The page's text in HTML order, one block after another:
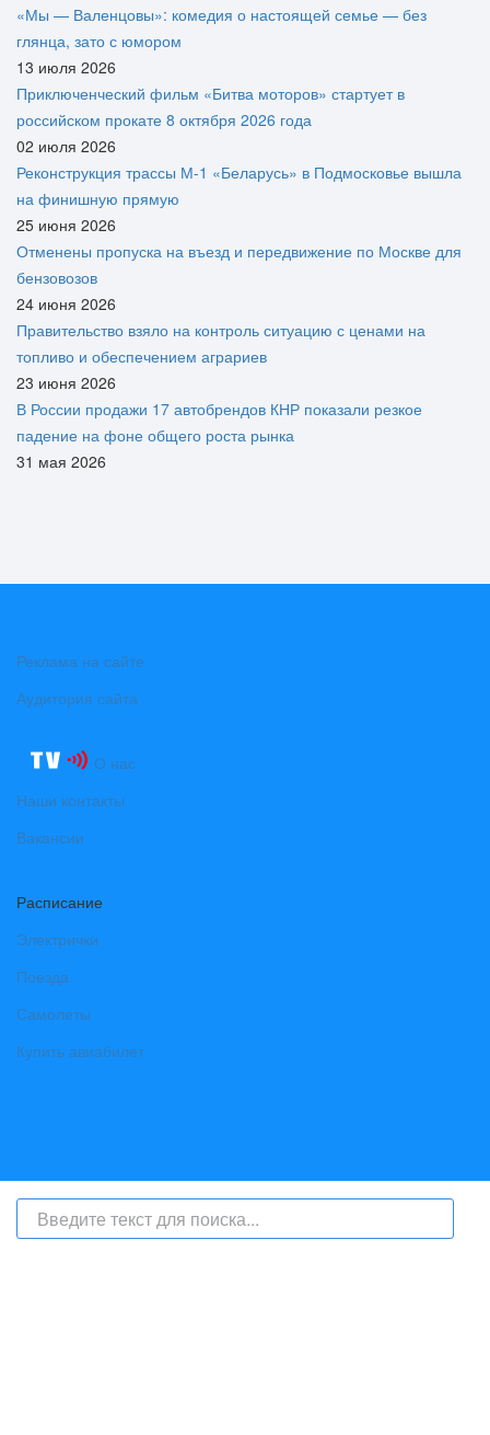
«Мы — Валенцовы»: комедия о настоящей семье — без
глянца, зато с юмором
13 июля 2026
Приключенческий фильм «Битва моторов» стартует в
российском прокате 8 октября 2026 года
02 июля 2026
Реконструкция трассы М-1 «Беларусь» в Подмосковье вышла
на финишную прямую
25 июня 2026
Отменены пропуска на въезд и передвижение по Москве для
бензовозов
24 июня 2026
Правительство взяло на контроль ситуацию с ценами на
топливо и обеспечением аграриев
23 июня 2026
В России продажи 17 автобрендов КНР показали резкое
падение на фоне общего роста рынка
31 мая 2026
Реклама на сайте
Аудитория сайта
О нас
Наши контакты
Вакансии
Расписание
Электрички
Поезда
Самолеты
Купить авиабилет